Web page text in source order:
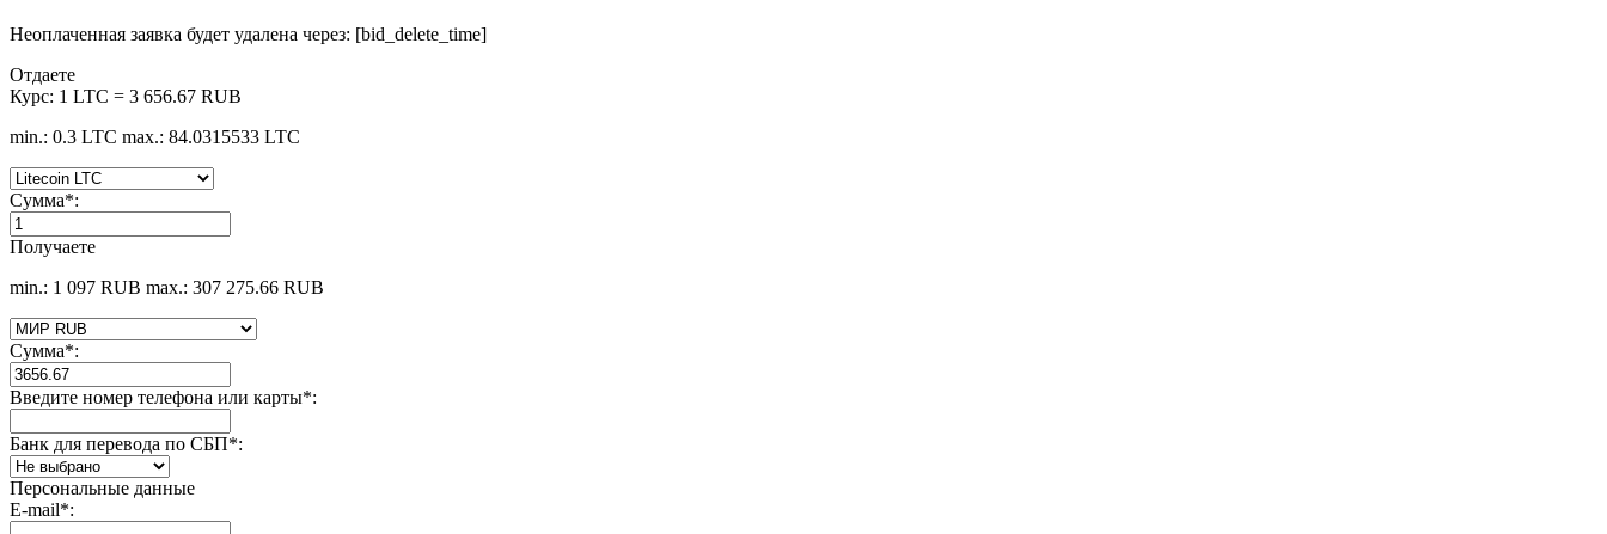
Неоплаченная заявка будет удалена через: [bid_delete_time]
Отдаете
Курс: 1 LTC = 3 656.67 RUB
min.: 0.3 LTC max.: 84.0315533 LTC
Сумма*:
Получаете
min.: 1 097 RUB max.: 307 275.66 RUB
Сумма*:
Введите номер телефона или карты*:
Банк для перевода по СБП*:
Персональные данные
E-mail*: